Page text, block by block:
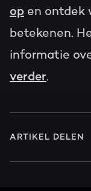
op en ontdek
betekenen.
informatie
verder.
ARTIKEL DELEN